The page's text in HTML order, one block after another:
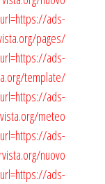
ads-
pages/
ads-
template/
ads-
meteo
ads-
nuovo
ads-